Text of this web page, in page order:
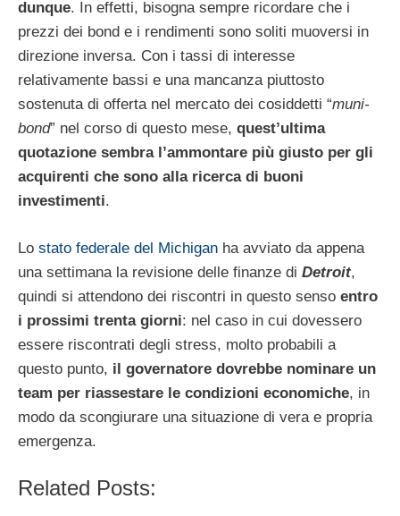
dunque. In effetti, bisogna sempre ricordare che i
prezzi dei bond e i rendimenti sono soliti muoversi in
direzione inversa. Con i tassi di interesse
relativamente bassi e una mancanza piuttosto
sostenuta di offerta nel mercato dei cosiddetti “muni-
bond” nel corso di questo mese, quest’ultima
quotazione sembra l’ammontare più giusto per gli
acquirenti che sono alla ricerca di buoni
investimenti.
Lo stato federale del Michigan ha avviato da appena
una settimana la revisione delle finanze di Detroit,
quindi si attendono dei riscontri in questo senso entro
i prossimi trenta giorni: nel caso in cui dovessero
essere riscontrati degli stress, molto probabili a
questo punto, il governatore dovrebbe nominare un
team per riassestare le condizioni economiche, in
modo da scongiurare una situazione di vera e propria
emergenza.
Related Posts: